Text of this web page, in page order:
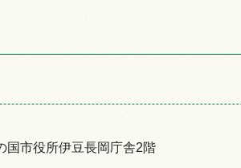
市役所伊豆長岡庁舎2階